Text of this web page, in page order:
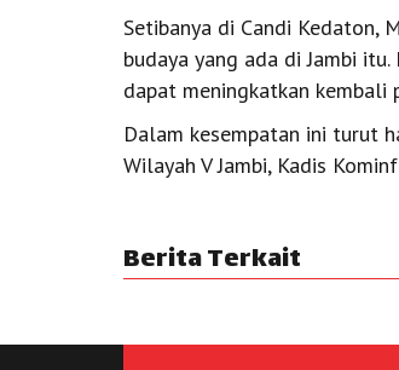
Setibanya di Candi Kedaton,
budaya yang ada di Jambi
dapat meningkatkan kembali
Dalam kesempatan ini turut
Wilayah V Jambi, Kadis
Berita Terkait